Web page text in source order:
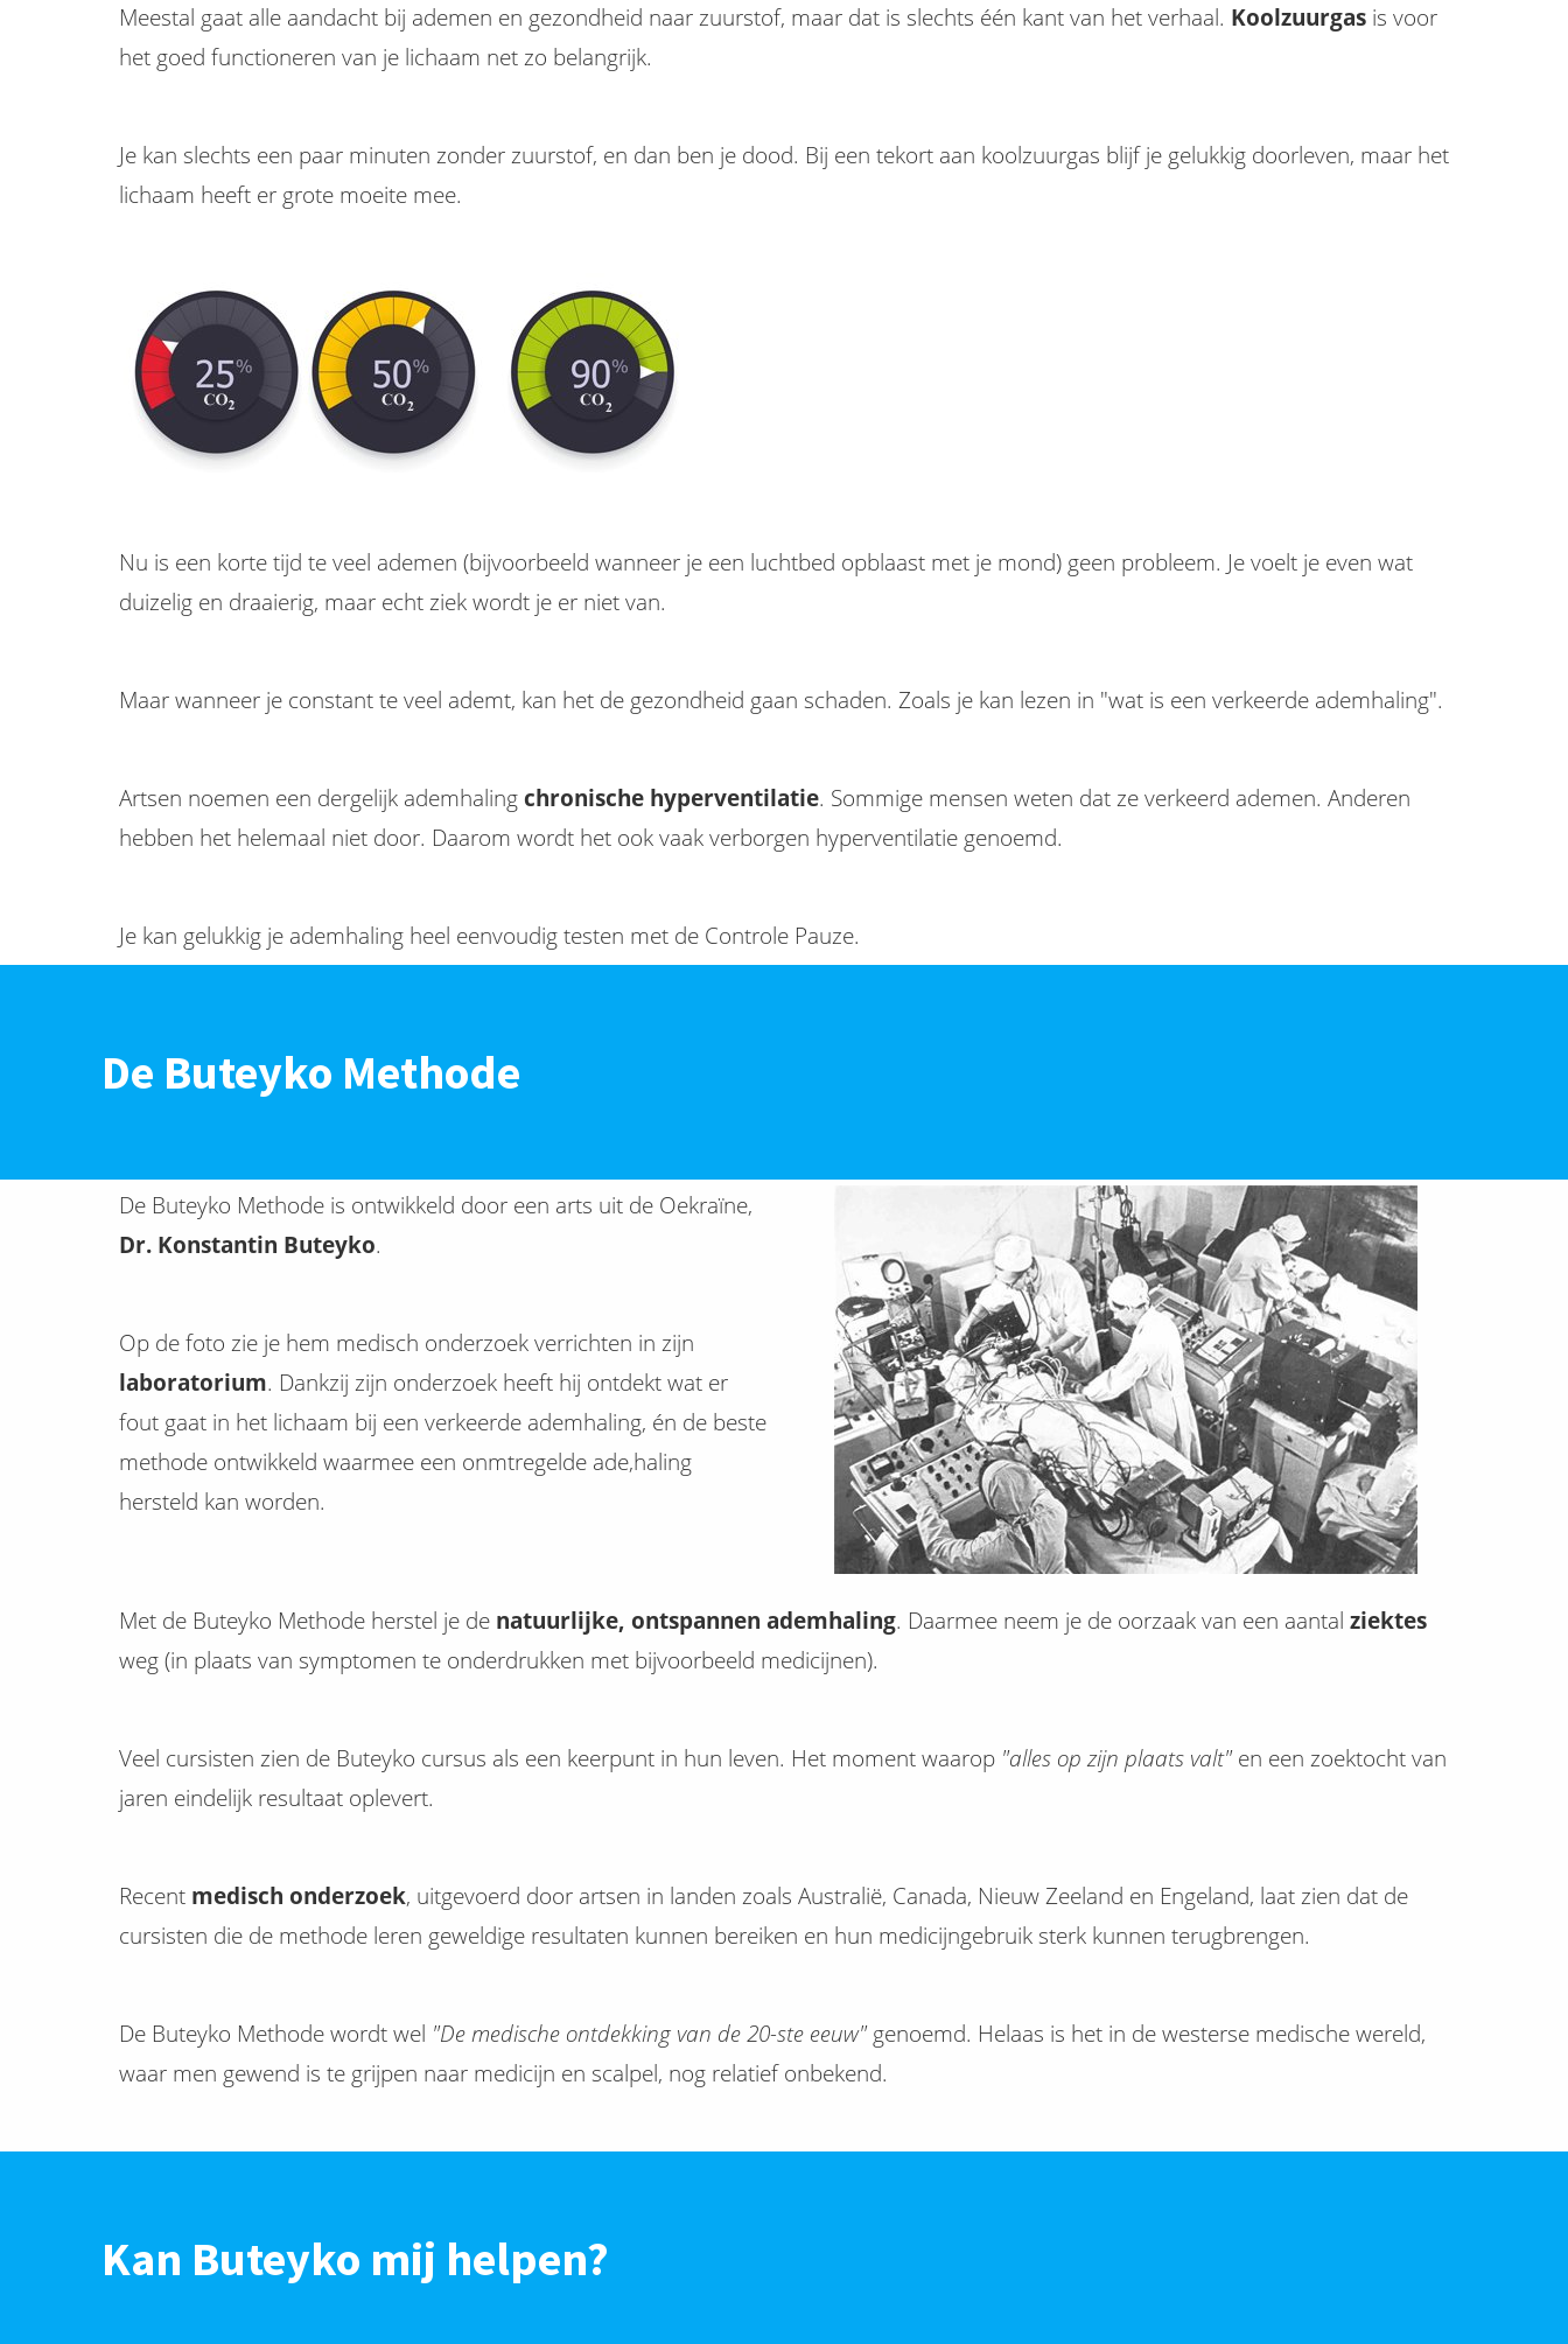
Meestal gaat alle aandacht bij ademen en gezondheid naar zuurstof, maar dat is slechts één kant van het verhaal. Koolzuurgas is voor
het goed functioneren van je lichaam net zo belangrijk.
Je kan slechts een paar minuten zonder zuurstof, en dan ben je dood. Bij een tekort aan koolzuurgas blijf je gelukkig doorleven, maar het
lichaam heeft er grote moeite mee.
Nu is een korte tijd te veel ademen (bijvoorbeeld wanneer je een luchtbed opblaast met je mond) geen probleem. Je voelt je even wat
duizelig en draaierig, maar echt ziek wordt je er niet van.
Maar wanneer je constant te veel ademt, kan het de gezondheid gaan schaden. Zoals je kan lezen in "wat is een verkeerde ademhaling".
Artsen noemen een dergelijk ademhalingchronische hyperventilatie. Sommige mensen weten dat ze verkeerd ademen. Anderen
hebben het helemaal niet door. Daarom wordt het ook vaak verborgen hyperventilatie genoemd.
Je kan gelukkig je ademhaling heel eenvoudig testen met de Controle Pauze.
De Buteyko Methode
De Buteyko Methode is ontwikkeld door een arts uit de Oekraïne,
Dr. Konstantin Buteyko.
Op de foto zie je hem medisch onderzoek verrichten in zijn
laboratorium. Dankzij zijn onderzoek heeft hij ontdekt wat er
fout gaat in het lichaam bij een verkeerde ademhaling, én de beste
methode ontwikkeld waarmee een onmtregelde ade,haling
hersteld kan worden.
Met de Buteyko Methode herstel je de natuurlijke, ontspannen ademhaling. Daarmee neem je de oorzaak van een aantal ziektes
weg (in plaats van symptomen te onderdrukken met bijvoorbeeld medicijnen).
Veel cursisten zien de Buteyko cursus als een keerpunt in hun leven. Het moment waarop "alles op zijn plaats valt"en een zoektocht van
jaren eindelijk resultaat oplevert.
Recent medisch onderzoek, uitgevoerd door artsen in landen zoals Australië, Canada, Nieuw Zeeland en Engeland, laat zien dat de
cursisten die de methode leren geweldige resultaten kunnen bereiken en hun medicijngebruik sterk kunnen terugbrengen.
De Buteyko Methode wordt wel "De medische ontdekking van de 20-ste eeuw"genoemd. Helaas is het in de westerse medische wereld,
waar men gewend is te grijpen naar medicijn en scalpel, nog relatief onbekend.
Kan Buteyko mij helpen?